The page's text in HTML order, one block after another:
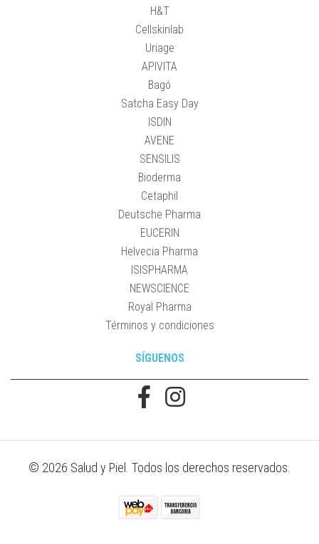
H&T
Cellskinlab
Uriage
APIVITA
Bagó
Satcha Easy Day
ISDIN
AVENE
SENSILIS
Bioderma
Cetaphil
Deutsche Pharma
EUCERIN
Helvecia Pharma
ISISPHARMA
NEWSCIENCE
Royal Pharma
Términos y condiciones
SÍGUENOS
© 2026 Salud y Piel. Todos los derechos reservados.